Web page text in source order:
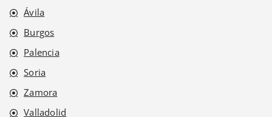
Ávila
Burgos
Palencia
Soria
Zamora
Valladolid